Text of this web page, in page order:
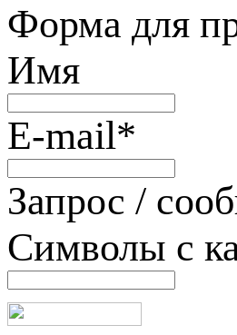
Форма для
Имя
E-mail*
Запрос /
Символы с